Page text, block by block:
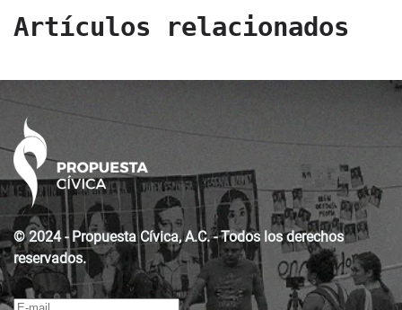
Artículos relacionados
© 2024 - Propuesta Cívica, A.C. - Todos los derechos
reservados.